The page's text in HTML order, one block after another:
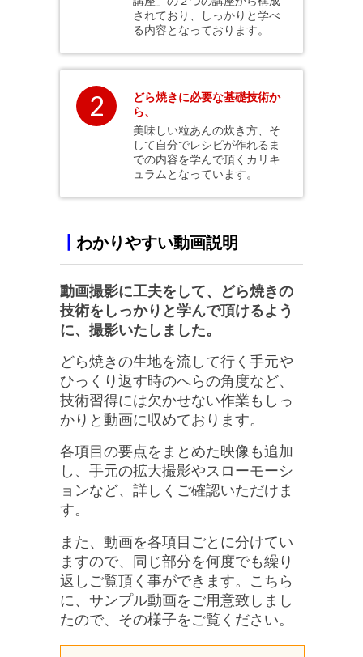
されており、しっかりと学べ
る内容となっております。
2
どら焼きに必要な基礎技術か
ら、
美味しい粒あんの炊き方、そ
して自分でレシピが作れるま
での内容を学んで頂くカリキ
ュラムとなっています。
わかりやすい動画説明
動画撮影に工夫をして、どら焼きの
技術をしっかりと学んで頂けるよう
に、撮影いたしました。
どら焼きの生地を流して行く手元や
ひっくり返す時のへらの角度など、
技術習得には欠かせない作業もしっ
かりと動画に収めております。
各項目の要点をまとめた映像も追加
し、手元の拡大撮影やスローモーシ
ョンなど、詳しくご確認いただけま
す。
また、動画を各項目ごとに分けてい
ますので、同じ部分を何度でも繰り
返しご覧頂く事ができます。こちら
に、サンプル動画をご用意致しまし
たので、その様子をご覧ください。